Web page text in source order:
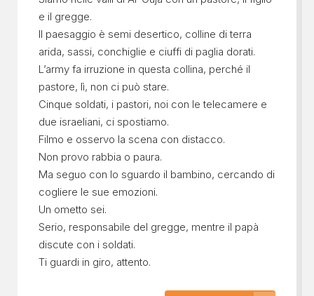
e il gregge.
Il paesaggio è semi desertico, colline di terra
arida, sassi, conchiglie e ciuffi di paglia dorati.
L’army fa irruzione in questa collina, perché il
pastore, lì, non ci può stare.
Cinque soldati, i pastori, noi con le telecamere e
due israeliani, ci spostiamo.
Filmo e osservo la scena con distacco.
Non provo rabbia o paura.
Ma seguo con lo sguardo il bambino, cercando di
cogliere le sue emozioni.
Un ometto sei.
Serio, responsabile del gregge, mentre il papà
discute con i soldati.
Ti guardi in giro, attento.